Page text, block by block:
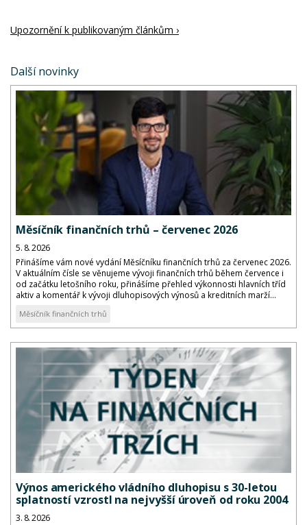
Upozornění k publikovaným článkům ›
Další novinky
Měsíčník finančních trhů – červenec 2026
5. 8. 2026
Přinášíme vám nové vydání Měsíčníku finančních trhů za červenec 2026.
V aktuálním čísle se věnujeme vývoji finančních trhů během července i
od začátku letošního roku, přinášíme přehled výkonnosti hlavních tříd
aktiv a komentář k vývoji dluhopisových výnosů a kreditních marží...
Měsíčník finančních trhů
Výnos amerického vládního dluhopisu s 30-letou
splatností vzrostl na nejvyšší úroveň od roku 2004
3. 8. 2026